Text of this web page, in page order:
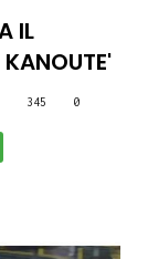
IL
KANOUTE'
345 0